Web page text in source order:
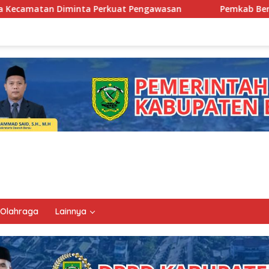
Pengawasan Pemkab Berau Siapkan Regenerasi
Olahraga Lainnya